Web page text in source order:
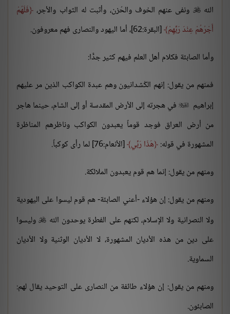
الله ونفى عنهم الخوف والحُزن، وأثبت له الثواب والأجر، فَلَهُمْ
أَجْرُهُمْ عِنْدَ رَبِّهِمْ [البقرة:62]، أما اليهود والنصارى فهم معروفون.
وأما الصابئة فكلام أهل العلم فيهم كثير جدًّا:
فمنهم من يقول: إنهم الكُشدانيون وهم عبدة الكواكب الذين مر عليهم
إبراهيم  في هجرته إلى الأرض المقدسة أو إلى الشام، حينما هاجر
من أرض العراق فوجد قوماً يعبدون الكواكب وناظرهم المناظرة
المشهورة في قوله: هَذَا رَبِّي [الأنعام:76] لما رأى كوكباً.
ومنهم من يقول: إنما هم قوم يعبدون الملائكة.
ومنهم من يقول: إن هؤلاء -أعني الصابئة- هم قوم ليسوا على اليهودية
ولا النصرانية ولا الإسلام، لكنهم على الفطرة يوحدون الله وليسوا
على دين من هذه الأديان المشهورة، لا الأديان الوثنية ولا الأديان
السماوية.
ومنهم من يقول: إن هؤلاء طائفة من النصارى على التوحيد يقال لهم:
الصابئون.